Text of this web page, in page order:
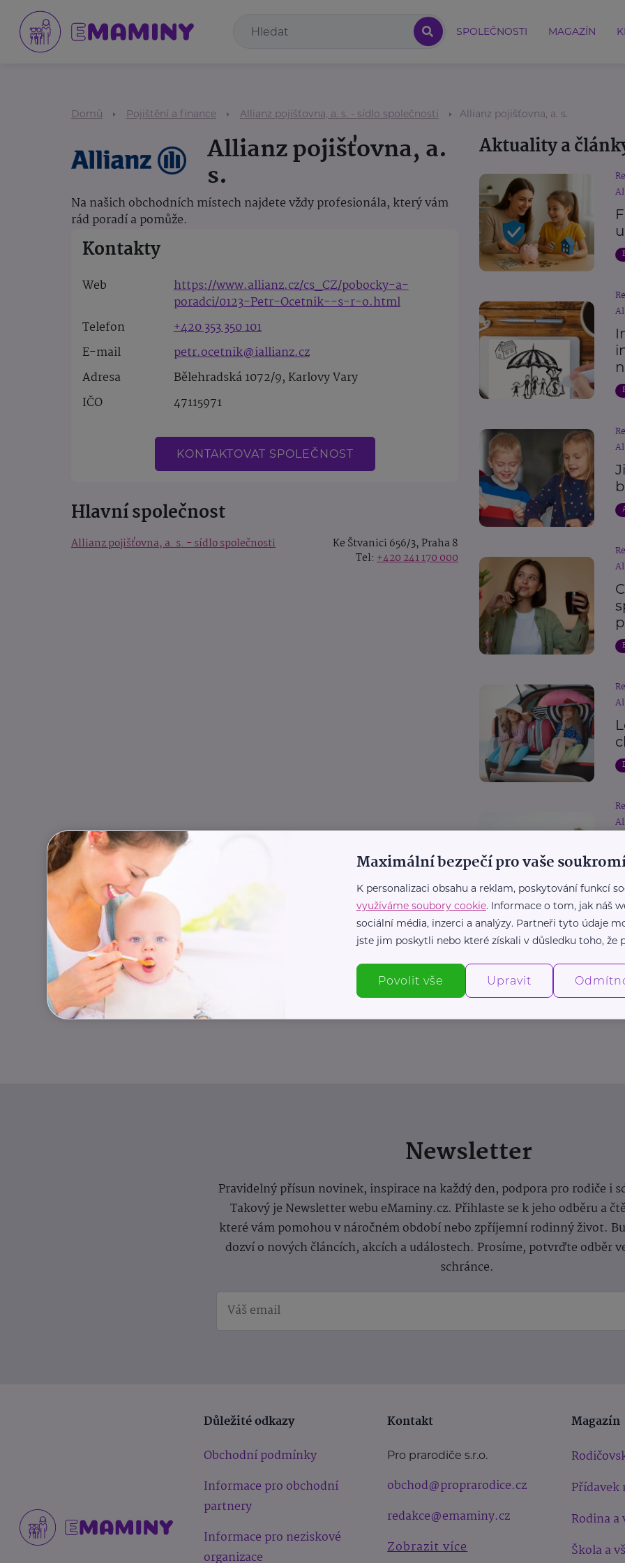
SPOLEČNOSTI MAGAZÍN
Domů Pojištění a finance Allianz pojišťovna, a. s. - sídlo společnosti Allianz pojišťovna, a. s.
Allianz pojišťovna, a.
s.
Na našich obchodních místech najdete vždy profesionála, který vám
rád poradí a pomůže.
Kontakty
Web
https://www.allianz.cz/cs_CZ/pobocky-a-
poradci/0123-Petr-Ocetnik--s-r-o.html
Telefon
+420 353 350 101
E-mail
petr.ocetnik@iallianz.cz
Adresa
Bělehradská 1072/9, Karlovy Vary
IČO
47115971
KONTAKTOVAT SPOLEČNOST
Hlavní společnost
Allianz pojišťovna, a. s. - sídlo společnosti
Ke Štvanici 656/3, Praha 8
Tel: +420 241 170 000
Aktuality a
Newsletter
Pravidelný přísun novinek, inspirace na každý den, podpora pro rodiče i
Takový je Newsletter webu eMaminy.cz. Přihlaste se k jeho odběru a
které vám pomohou v náročném období nebo zpříjemní rodinný život.
dozví o nových článcích, akcích a událostech. Prosíme, potvrďte odběr
schránce.
Důležité odkazy
Obchodní podmínky
Informace pro obchodní
partnery
Informace pro neziskové
organizace
Kontakt
Pro prarodiče s.r.o.
obchod@proprarodice.cz
redakce@emaminy.cz
Zobrazit více
Magazín
Přídavek
Rodina a
Škola a
Maximální bezpečí pro vaše
K personalizaci obsahu a reklam, poskytování funkcí
využíváme soubory cookie. Informace o tom, jak náš
sociální média, inzerci a analýzy. Partneři tyto údaje
jste jim poskytli nebo které získali v důsledku toho, že
Povolit vše Upravit